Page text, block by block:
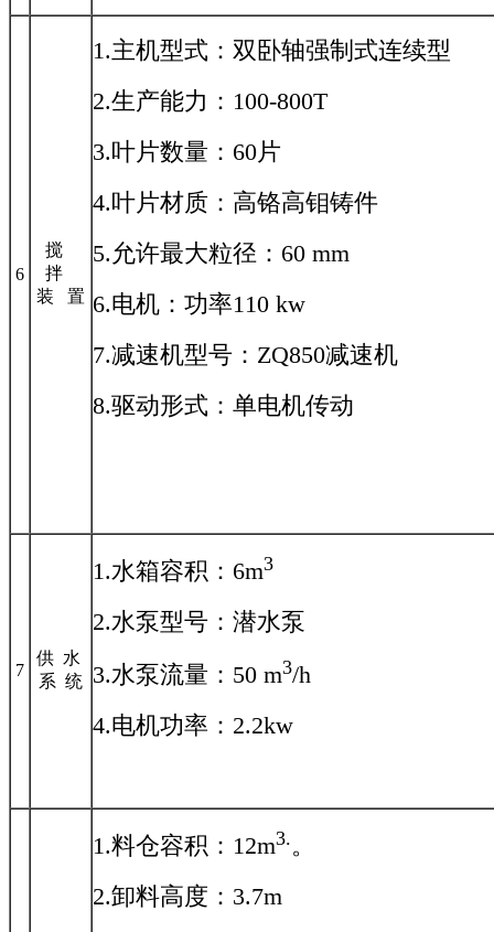
6
搅
拌
装 置
1.主机型式：双卧轴强制式连续型
2.生产能力：100-800T
3.叶片数量：60片
4.叶片材质：高铬高钼铸件
5.允许最大粒径：60 mm
6.电机：功率110 kw
7.减速机型号：ZQ850减速机
8.驱动形式：单电机传动
7
供 水
系 统
1.水箱容积：6m3
2.水泵型号：潜水泵
3.水泵流量：50 m3/h
4.电机功率：2.2kw
1.料仓容积：12m3.。
2.卸料高度：3.7m